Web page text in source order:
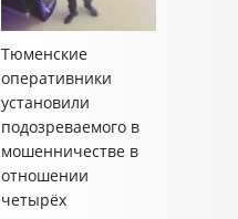
Тюменские
оперативники
установили
подозреваемого в
мошенничестве в
отношении
четырёх